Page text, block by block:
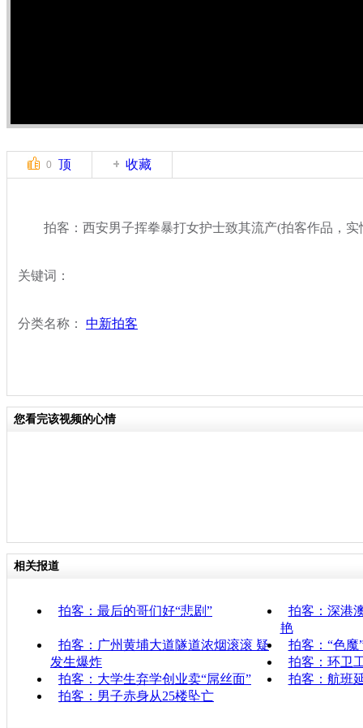
0 顶 收藏
拍客：西安男子挥拳暴打女护士致其流产(拍客作品，实
关键词：
分类名称： 中新拍客
您看完该视频的心情
相关报道
拍客：最后的哥们好“悲剧”
拍客：深港
艳
拍客：广州黄埔大道隧道浓烟滚滚 疑
发生爆炸
拍客：“色魔
拍客：环卫
拍客：大学生弃学创业卖“屌丝面”
拍客：航班
拍客：男子赤身从25楼坠亡